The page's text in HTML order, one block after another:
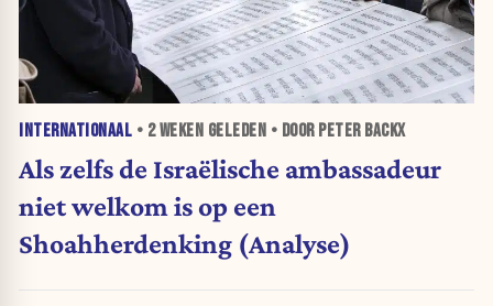
INTERNATIONAAL • 2 WEKEN GELEDEN • DOOR PETER BACKX
Als zelfs de Israëlische ambassadeur
niet welkom is op een
Shoahherdenking (Analyse)